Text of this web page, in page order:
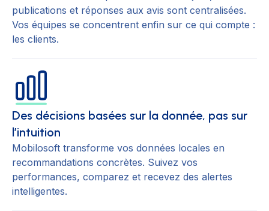
publications et réponses aux avis sont centralisées.
Vos équipes se concentrent enfin sur ce qui compte :
les clients.
Des décisions basées sur la donnée, pas sur
l’intuition
Mobilosoft transforme vos données locales en
recommandations concrètes. Suivez vos
performances, comparez et recevez des alertes
intelligentes.